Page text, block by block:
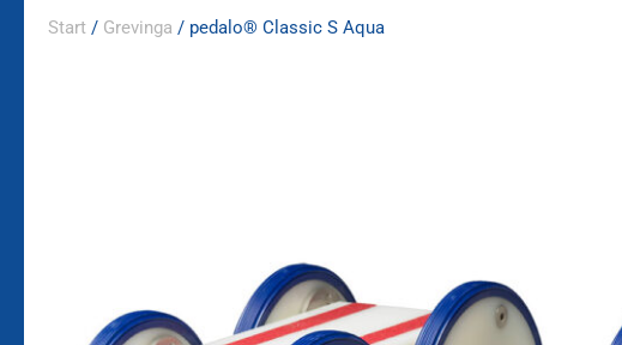
Start / Grevinga / pedalo® Classic S Aqua